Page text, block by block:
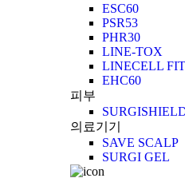
ESC60
PSR53
PHR30
LINE-TOX
LINECELL FIT
EHC60
피부
의료기기
SAVE SCALP
SURGI GEL